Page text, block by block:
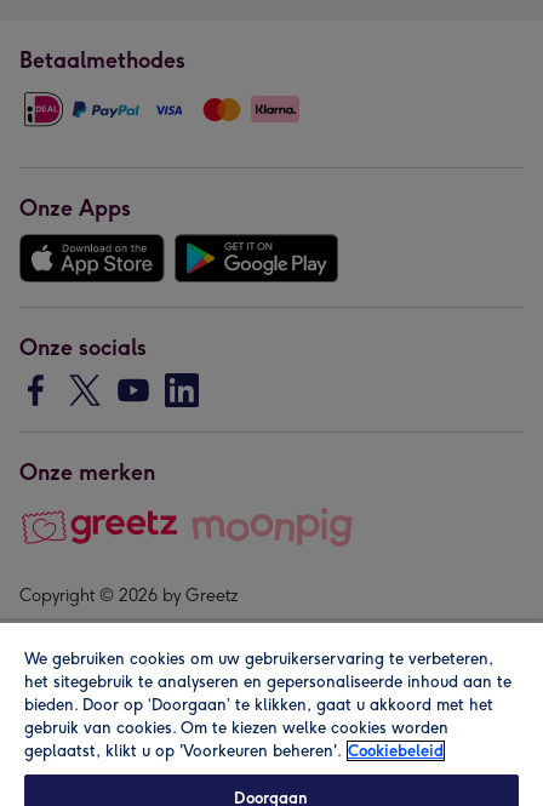
Betaalmethodes
Onze Apps
Onze socials
Onze merken
Copyright © 2026 by Greetz
Alle prijzen zijn inclusief btw en andere heffingen. Lees de
We gebruiken cookies om uw gebruikerservaring te verbeteren,
het sitegebruik te analyseren en gepersonaliseerde inhoud aan te
bieden. Door op ‘Doorgaan’ te klikken, gaat u akkoord met het
gebruik van cookies. Om te kiezen welke cookies worden
geplaatst, klikt u op 'Voorkeuren beheren'. Cookiebeleid
Doorgaan